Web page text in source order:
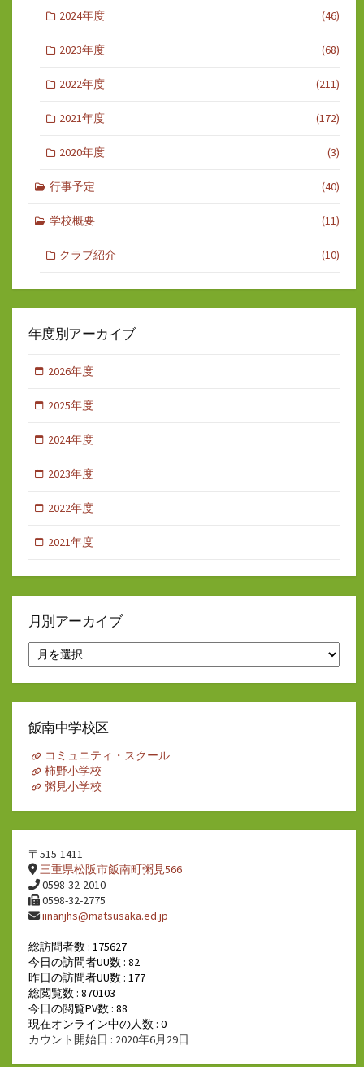
2024年度 (46)
2023年度 (68)
2022年度 (211)
2021年度 (172)
2020年度 (3)
行事予定 (40)
学校概要 (11)
クラブ紹介 (10)
年度別アーカイブ
2026年度
2025年度
2024年度
2023年度
2022年度
2021年度
月別アーカイブ
別
ア
イ
飯南中学校区
コミュニティ・スクール
柿野小学校
粥見小学校
〒515-1411
三重県松阪市飯南町粥見566
0598-32-2010
0598-32-2775
iinanjhs@matsusaka.ed.jp
総訪問者数 : 175627
今日の訪問者UU数 : 82
昨日の訪問者UU数 : 177
総閲覧数 : 870103
今日の閲覧PV数 : 88
現在オンライン中の人数 : 0
カウント開始日 : 2020年6月29日